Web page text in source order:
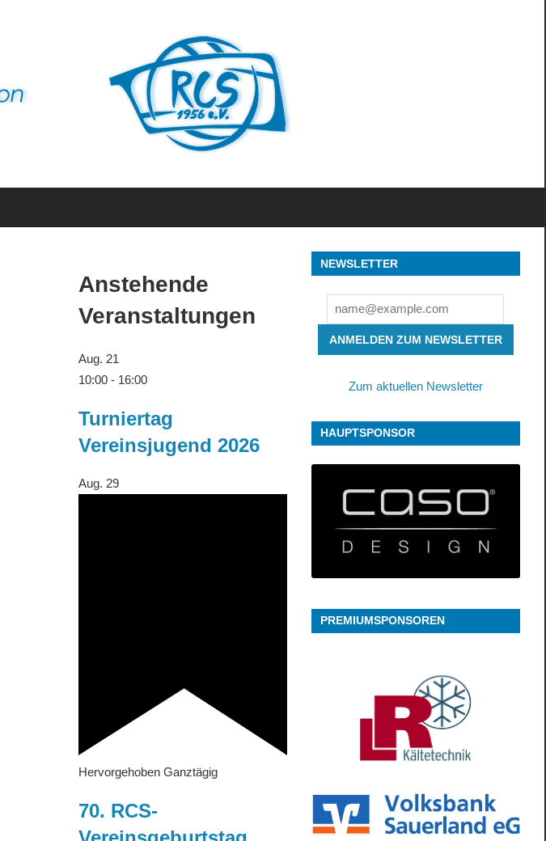
Anstehende
Veranstaltungen
Aug. 21
10:00- 16:00
Turniertag
Vereinsjugend 2026
Aug. 29
Hervorgehoben Ganztägig
70. RCS-
NEWSLETTER
ANMELDEN ZUM NEWSLETTER
Zum aktuellen Newsletter
HAUPTSPONSOR
PREMIUMSPONSOREN